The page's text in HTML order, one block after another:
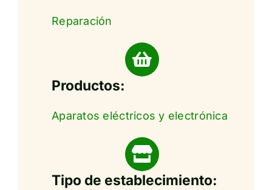
Reparación
Productos:
Aparatos eléctricos y electrónica
Tipo de establecimiento: